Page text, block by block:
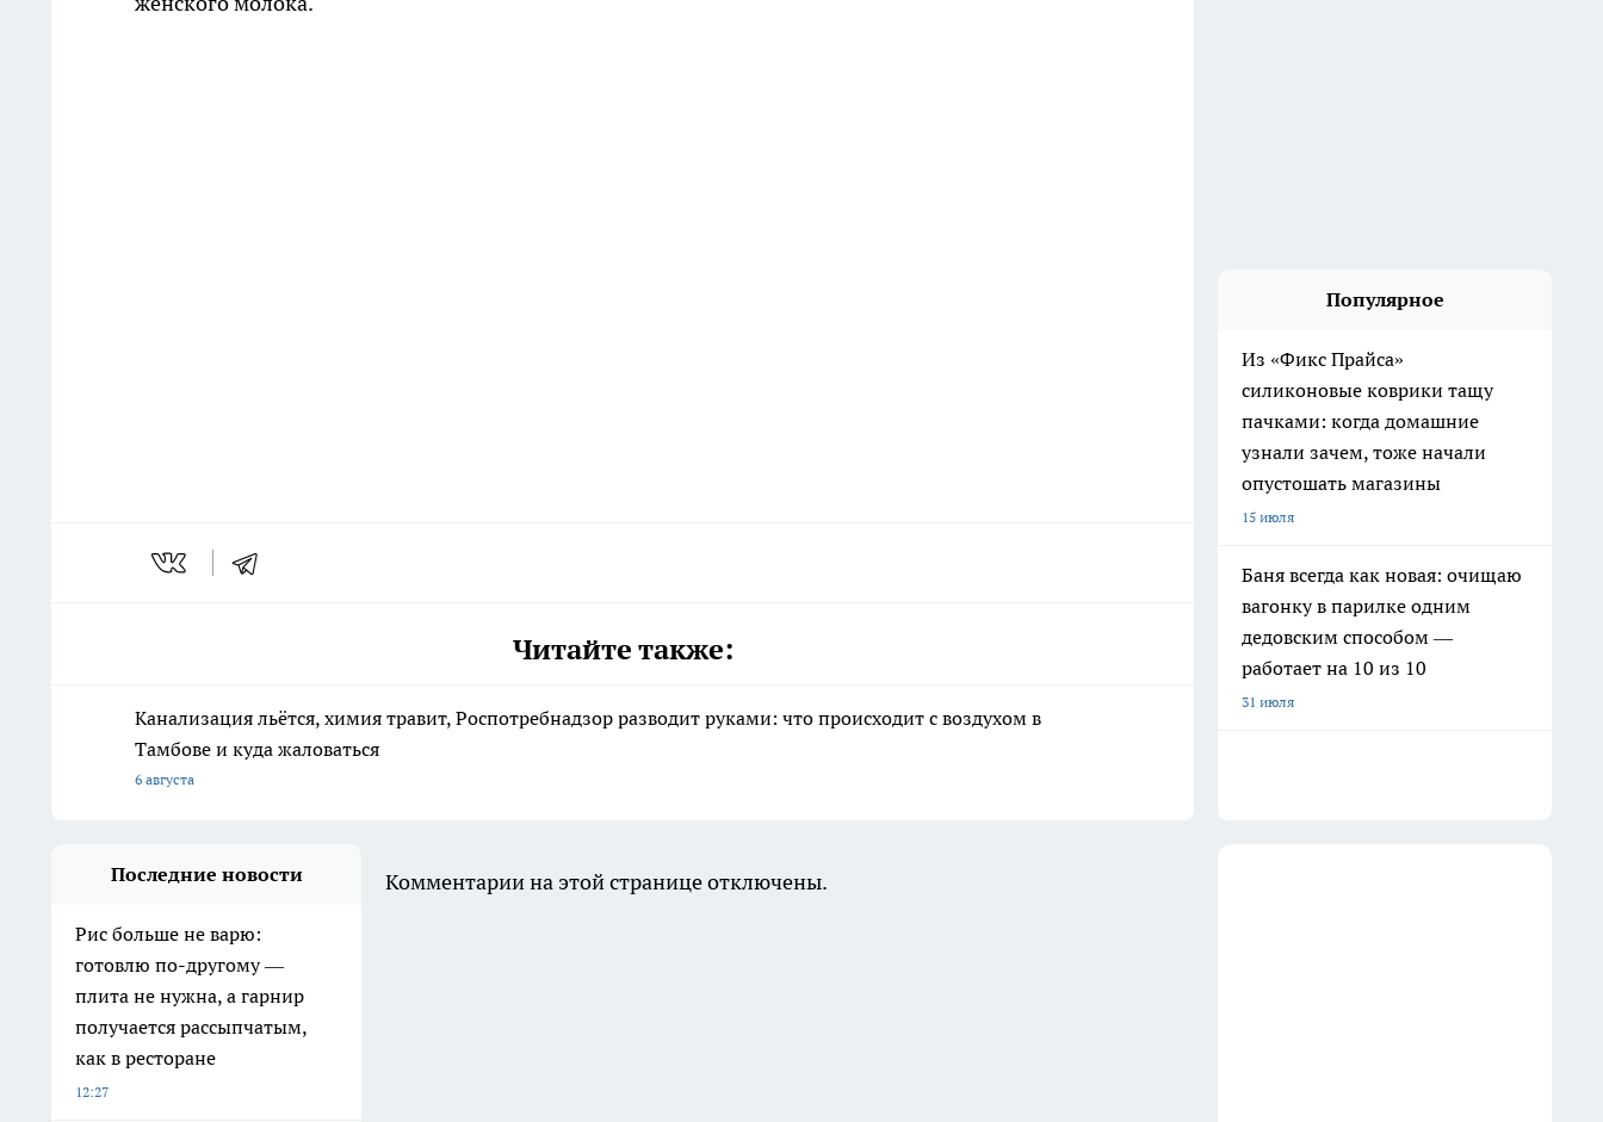
Читайте также:
Канализация льётся, химия травит, Роспотребнадзор разводит руками: что происходит с воздухом в
Тамбове и куда жаловаться
6 августа
Популярное
Из «Фикс Прайса»
силиконовые коврики тащу
пачками: когда домашние
узнали зачем, тоже начали
опустошать магазины
15 июля
Баня всегда как новая: очищаю
вагонку в парилке одним
дедовским способом —
работает на 10 из 10
31 июля
Последние новости
Рис больше не варю:
готовлю по-другому —
плита не нужна, а гарнир
получается рассыпчатым,
как в ресторане
12:27
Комментарии на этой странице отключены.